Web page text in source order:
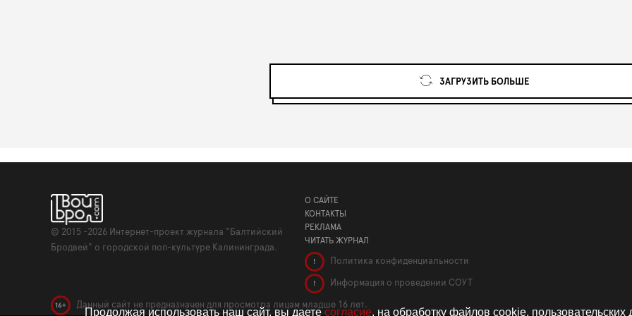
Продолжая использовать наш сайт, вы даетесогласие. на обработку файлов cookie,
ЗАГРУЗИТЬ БОЛЬШЕ
© 2015 -2026 Интернет-проект журнала "Балтийский
Бродвей" о городской поп-культуре Калининграда.
О САЙТЕ
КОНТАКТЫ
РЕКЛАМА
ЧИТАТЬ ЖУРНАЛ
! Политика конфиденциальности
! Информация о проведении СОУТ
16+ Данный сайт не предназначен для просмотра лицам младше 16 лет.